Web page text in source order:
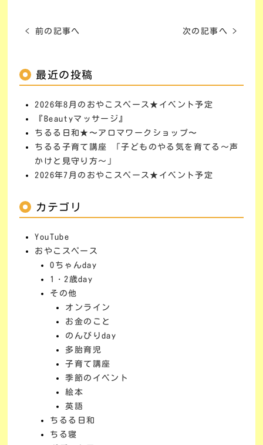
< 前の記事へ 次の記事へ >
最近の投稿
2026年8月のおやこスペース★イベント予定
『Beautyマッサージ』
ちるる日和★〜アロマワークショップ〜
ちるる子育て講座 「子どものやる気を育てる～声
かけと見守り方～」
2026年7月のおやこスペース★イベント予定
カテゴリ
YouTube
おやこスペース
0ちゃんday
1・2歳day
その他
オンライン
お金のこと
のんびりday
多胎育児
子育て講座
季節のイベント
絵本
英語
ちるる日和
ちる寝